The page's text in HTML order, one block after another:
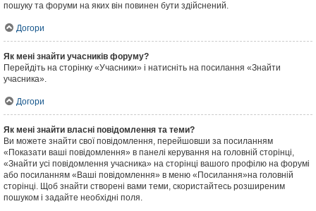
пошуку та форуми на яких він повинен бути здійснений.
Догори
Як мені знайти учасників форуму?
Перейдіть на сторінку «Учасники» і натисніть на посилання «Знайти
учасника».
Догори
Як мені знайти власні повідомлення та теми?
Ви можете знайти свої повідомлення, перейшовши за посиланням
«Показати ваші повідомлення» в панелі керування на головній сторінці,
«Знайти усі повідомлення учасника» на сторінці вашого профілю на форумі
або посиланням «Ваші повідомлення» в меню «Посилання»на головній
сторінці. Щоб знайти створені вами теми, скористайтесь розширеним
пошуком і задайте необхідні поля.